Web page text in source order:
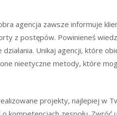
agencja zawsze informuje
z postępów. Powinieneś
Unikaj agencji, które
nieetyczne metody, które
projekty, najlepiej w